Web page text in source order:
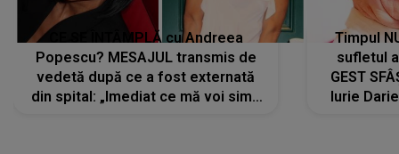
CE SE ÎNTÂMPLĂ cu Andreea
Popescu? MESAJUL transmis de
vedetă după ce a fost externată
din spital: „Imediat ce mă voi simți
Timpul
sufletul
GEST
Iurie